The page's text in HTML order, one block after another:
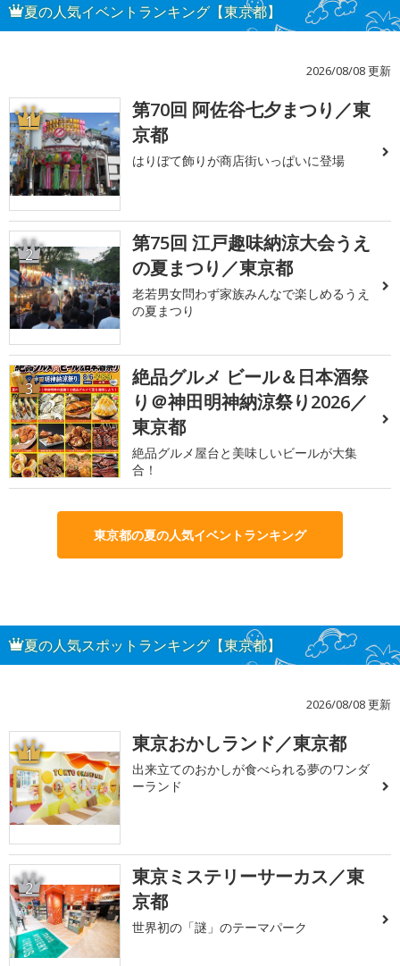
夏の人気イベントランキング【東京都】
2026/08/08 更新
1
第70回 阿佐谷七夕まつり／東
京都
はりぼて飾りが商店街いっぱいに登場
2
第75回 江戸趣味納涼大会うえ
の夏まつり／東京都
老若男女問わず家族みんなで楽しめるうえ
の夏まつり
3
絶品グルメ ビール＆日本酒祭
り＠神田明神納涼祭り2026／
東京都
絶品グルメ屋台と美味しいビールが大集
合！
東京都の夏の人気イベントランキング
夏の人気スポットランキング【東京都】
2026/08/08 更新
1 東京おかしランド／東京都
出来立てのおかしが食べられる夢のワンダ
ーランド
2
東京ミステリーサーカス／東
京都
世界初の「謎」のテーマパーク